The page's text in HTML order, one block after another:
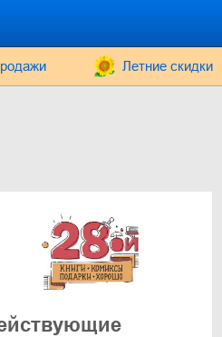
Летние скидки